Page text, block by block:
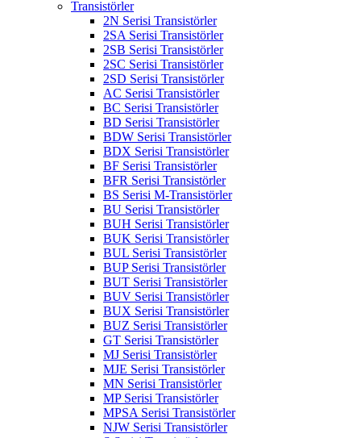
Transistörler
2N Serisi Transistörler
2SA Serisi Transistörler
2SB Serisi Transistörler
2SC Serisi Transistörler
2SD Serisi Transistörler
AC Serisi Transistörler
BC Serisi Transistörler
BD Serisi Transistörler
BDW Serisi Transistörler
BDX Serisi Transistörler
BF Serisi Transistörler
BFR Serisi Transistörler
BS Serisi M-Transistörler
BU Serisi Transistörler
BUH Serisi Transistörler
BUK Serisi Transistörler
BUL Serisi Transistörler
BUP Serisi Transistörler
BUT Serisi Transistörler
BUV Serisi Transistörler
BUX Serisi Transistörler
BUZ Serisi Transistörler
GT Serisi Transistörler
MJ Serisi Transistörler
MJE Serisi Transistörler
MN Serisi Transistörler
MP Serisi Transistörler
MPSA Serisi Transistörler
NJW Serisi Transistörler